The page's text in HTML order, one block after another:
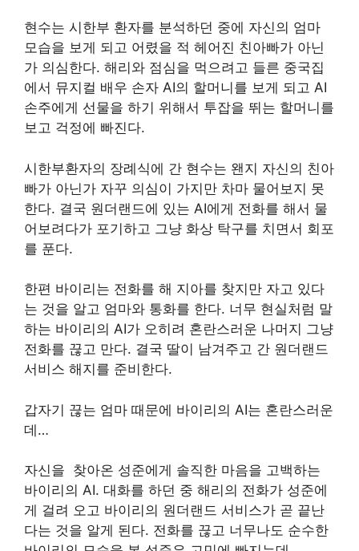
현수는 시한부 환자를 분석하던 중에 자신의 엄마
모습을 보게 되고 어렸을 적 헤어진 친아빠가 아닌
가 의심한다. 해리와 점심을 먹으려고 들른 중국집
에서 뮤지컬 배우 손자 AI의 할머니를 보게 되고 AI
손주에게 선물을 하기 위해서 투잡을 뛰는 할머니를
보고 걱정에 빠진다.
시한부환자의 장례식에 간 현수는 왠지 자신의 친아
빠가 아닌가 자꾸 의심이 가지만 차마 물어보지 못
한다. 결국 원더랜드에 있는 AI에게 전화를 해서 물
어보려다가 포기하고 그냥 화상 탁구를 치면서 회포
를 푼다.
한편 바이리는 전화를 해 지아를 찾지만 자고 있다
는 것을 알고 엄마와 통화를 한다. 너무 현실처럼 말
하는 바이리의 AI가 오히려 혼란스러운 나머지 그냥
전화를 끊고 만다. 결국 딸이 남겨주고 간 원더랜드
서비스 해지를 준비한다.
갑자기 끊는 엄마 때문에 바이리의 AI는 혼란스러운
데…
자신을 찾아온 성준에게 솔직한 마음을 고백하는
바이리의 AI. 대화를 하던 중 해리의 전화가 성준에
게 걸려 오고 바이리의 원더랜드 서비스가 곧 끝난
다는 것을 알게 된다. 전화를 끊고 너무나도 순수한